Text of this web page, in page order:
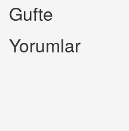
Gufte
Yorumlar